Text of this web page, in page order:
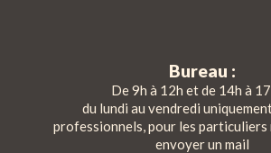
Bureau :
De 9h à 12h et de 14h à
du lundi au vendredi
professionnels, pour les particuliers
envoyer un mail